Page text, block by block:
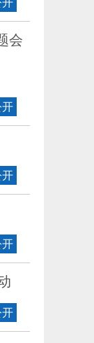
开
会
开
开
开
开